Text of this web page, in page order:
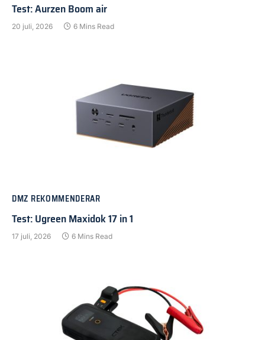
Test: Aurzen Boom air
20 juli, 2026 6 Mins Read
DMZ REKOMMENDERAR
Test: Ugreen Maxidok 17 in 1
17 juli, 2026 6 Mins Read